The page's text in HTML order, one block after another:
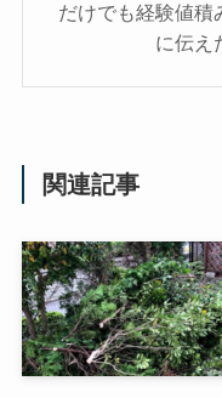
だけでも経験値積
に伝え
関連記事